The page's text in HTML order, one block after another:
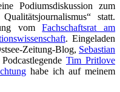
Podiumsdiskussion zum
statt.
vomFachschaftsrat am
. Eingeladen
Zeitung-Blog, Sebastian
Tim Pritlove
habe ich auf meinem